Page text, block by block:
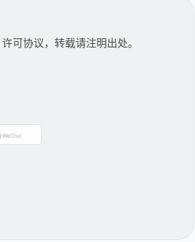
许可协议，转载请注明出处。